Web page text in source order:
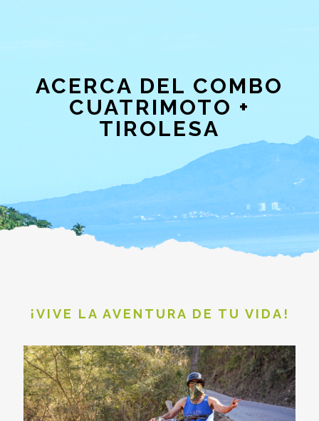
ACERCA DEL COMBO
CUATRIMOTO +
TIROLESA
¡VIVE LA AVENTURA DE TU VIDA!